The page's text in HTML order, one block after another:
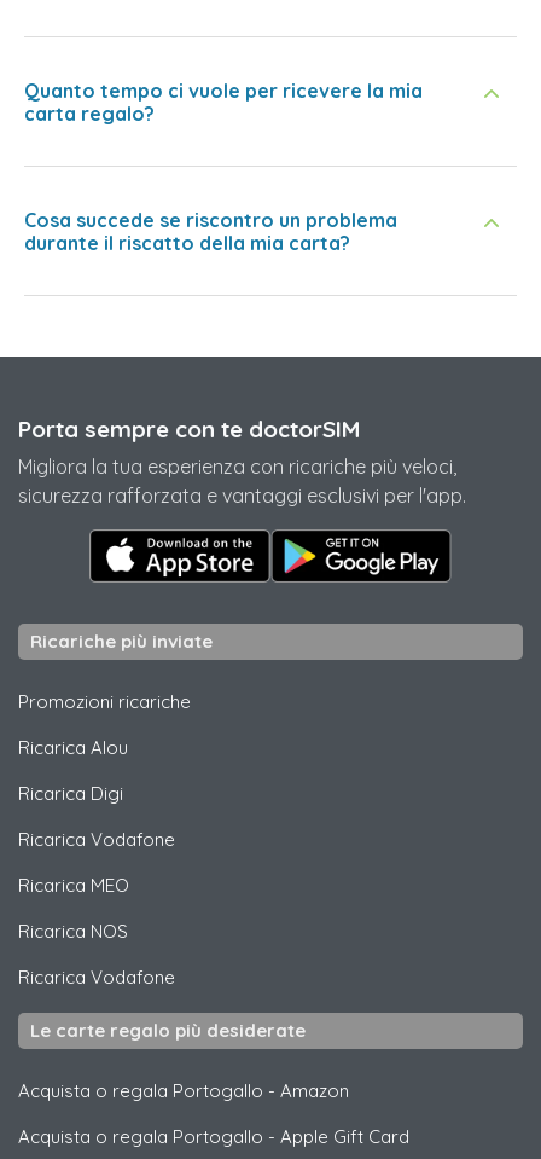
Quanto tempo ci vuole per ricevere la mia
carta regalo?
Cosa succede se riscontro un problema
durante il riscatto della mia carta?
Porta sempre con te doctorSIM
Migliora la tua esperienza con ricariche più veloci,
sicurezza rafforzata e vantaggi esclusivi per l'app.
Ricariche più inviate
Promozioni ricariche
Ricarica Alou
Ricarica Digi
Ricarica Vodafone
Ricarica MEO
Ricarica NOS
Ricarica Vodafone
Le carte regalo più desiderate
Acquista o regala Portogallo - Amazon
Acquista o regala Portogallo - Apple Gift Card